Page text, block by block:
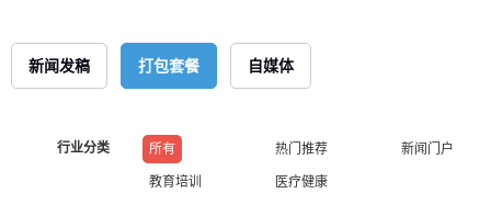
新闻发稿 打包套餐 自媒体
行业分类 所有 热门推荐 新闻门户
教育培训 医疗健康